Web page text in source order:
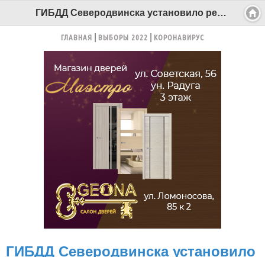
ГИБДД Северодвинска установило режим работы регистрационного подразделения в праздники - Беломорканал Северодвинск tv29.ru
ГЛАВНАЯ ВЫБОРЫ 2022 КОРОНАВИРУС
ГИБДД Северодвинска установило